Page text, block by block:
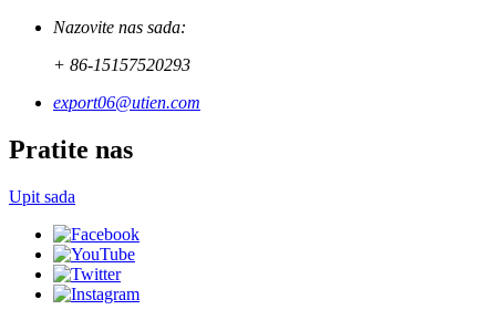
Nazovite nas sada:
+ 86-15157520293
export06@utien.com
Pratite nas
Upit sada